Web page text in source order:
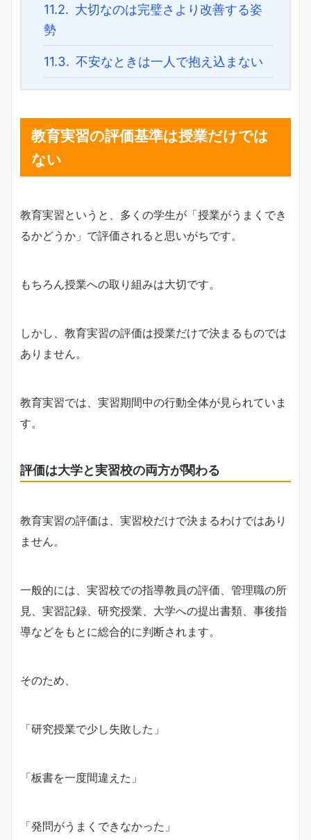
11.2. 大切なのは完璧さより改善する姿
勢
11.3. 不安なときは一人で抱え込まない
教育実習の評価基準は授業だけでは
ない
教育実習というと、多くの学生が「授業がうまくでき
るかどうか」で評価されると思いがちです。
もちろん授業への取り組みは大切です。
しかし、教育実習の評価は授業だけで決まるものでは
ありません。
教育実習では、実習期間中の行動全体が見られていま
す。
評価は大学と実習校の両方が関わる
教育実習の評価は、実習校だけで決まるわけではあり
ません。
一般的には、実習校での指導教員の評価、管理職の所
見、実習記録、研究授業、大学への提出書類、事後指
導などをもとに総合的に判断されます。
そのため、
「研究授業で少し失敗した」
「板書を一度間違えた」
「発問がうまくできなかった」